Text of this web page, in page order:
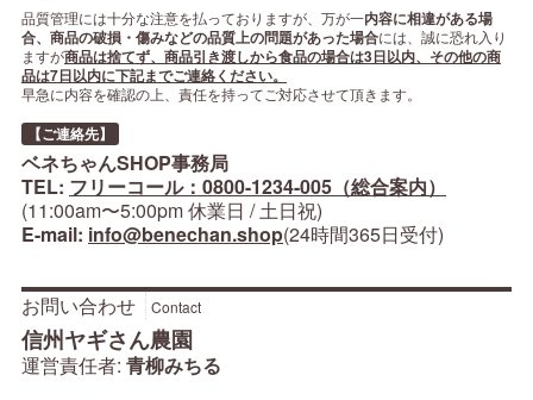
品質管理には十分な注意を払っておりますが、万が一内容に相違がある場
合、商品の破損・傷みなどの品質上の問題があった場合には、誠に恐れ入り
ますが商品は捨てず、商品引き渡しから食品の場合は3日以内、その他の商
品は7日以内に下記までご連絡ください。
早急に内容を確認の上、責任を持ってご対応させて頂きます。
【ご連絡先】
ベネちゃんSHOP事務局
TEL: フリーコール：0800-1234-005（総合案内）
(11:00am〜5:00pm 休業日 / 土日祝)
E-mail: info@benechan.shop(24時間365日受付)
お問い合わせ Contact
信州ヤギさん農園
運営責任者: 青柳みちる